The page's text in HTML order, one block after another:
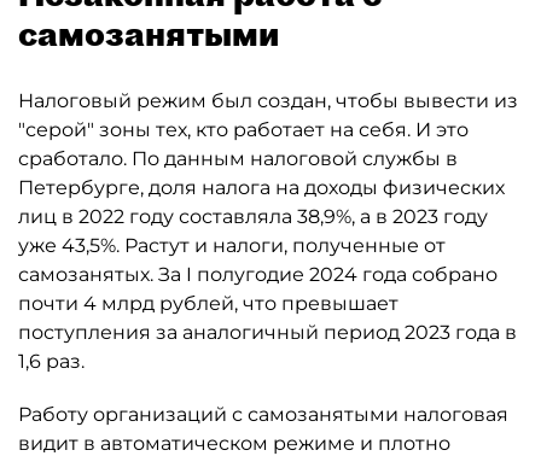
самозанятыми
Налоговый режим был создан, чтобы вывести из
"серой" зоны тех, кто работает на себя. И это
сработало. По данным налоговой службы в
Петербурге, доля налога на доходы физических
лиц в 2022 году составляла 38,9%, а в 2023 году
уже 43,5%. Растут и налоги, полученные от
самозанятых. За I полугодие 2024 года собрано
почти 4 млрд рублей, что превышает
поступления за аналогичный период 2023 года в
1,6 раз.
Работу организаций с самозанятыми налоговая
видит в автоматическом режиме и плотно